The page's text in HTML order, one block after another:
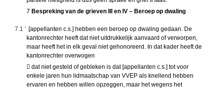
7 Bespreking van de grieven III en IV – Beroep op dwaling
7.1 ‘ [appellanten c.s.] hebben een beroep op dwaling gedaan. De
kantonrechter heeft dat niet uitdrukkelijk aanvaard of verworpen,
maar heeft het in elk geval niet gehonoreerd. In dat kader heeft de
kantonrechter overwogen
 dat niet gesteld of gebleken is dat [appellanten c.s.] tot voor
enkele jaren hun lidmaatschap van VVEP als knellend hebben
ervaren en hebben willen opzeggen, maar het wegens het